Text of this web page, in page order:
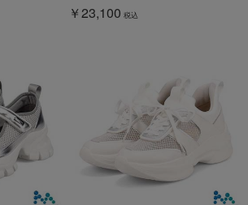
￥23,100 税込